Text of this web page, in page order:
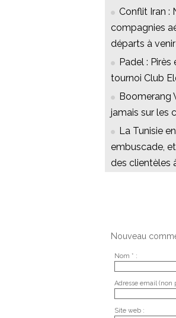
Conflit Iran :
compagnies
départs à venir
Padel :
tournoi Club
Boomerang
jamais sur les
La Tunisie
embuscade,
des clientèles
Nouveau
Nom * :
Adresse email (non
Site web :